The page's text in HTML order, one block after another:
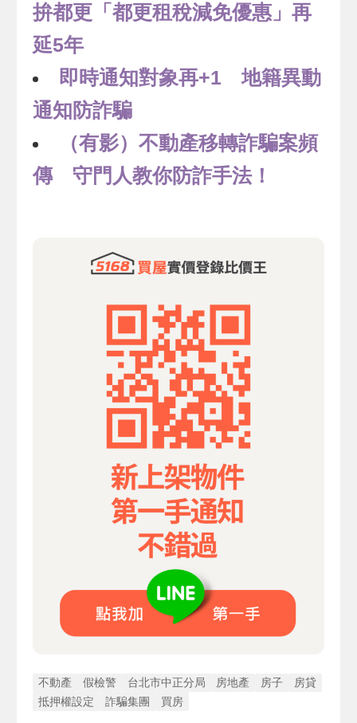
拚都更「都更租稅減免優惠」再
延5年
即時通知對象再+1 地籍異動
通知防詐騙
（有影）不動產移轉詐騙案頻
傳 守門人教你防詐手法！
不動產 假檢警 台北市中正分局 房地產 房子
房貸
抵押權設定
詐騙集團 買房